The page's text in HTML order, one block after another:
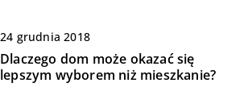
24 grudnia 2018
Dlaczego dom może okazać się
lepszym wyborem niż mieszkanie?